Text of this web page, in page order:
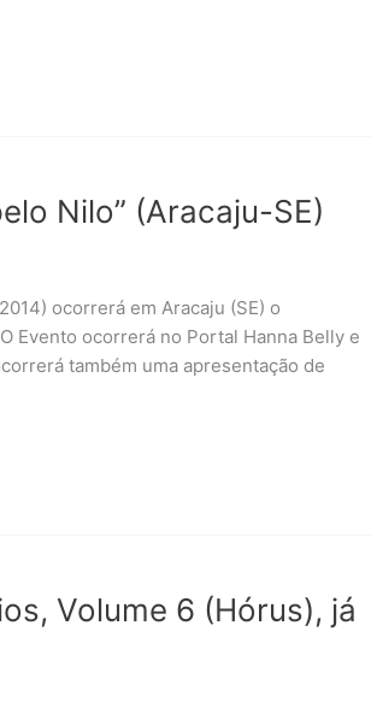
Nilo” (Aracaju-SE)
ocorrerá em Aracaju (SE) o
Evento ocorrerá no Portal Hanna Belly e
também uma apresentação de
Volume 6 (Hórus), já